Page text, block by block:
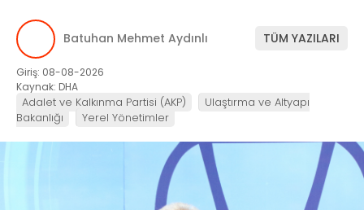
Batuhan Mehmet Aydınlı TÜM YAZILARI
Giriş: 08-08-2026
Kaynak: DHA
Adalet ve Kalkınma Partisi (AKP)
Ulaştırma ve Altyapı
Bakanlığı
Yerel Yönetimler